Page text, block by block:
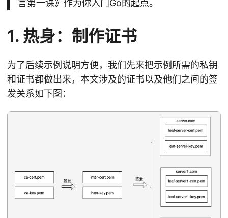
言第一课》 作为你入门Go的起点。
1. 热身：制作证书
为了后续示例说明方便，我们先来把示例所需的私钥
和证书都做出来，本文涉及的证书以及他们之间的签
发关系如下图：